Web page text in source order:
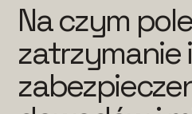
Na czym
zatrzymanie i